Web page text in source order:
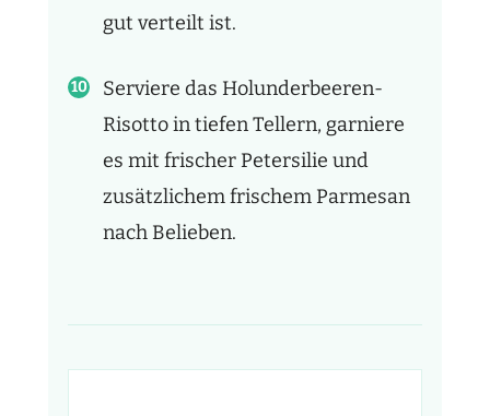
gut verteilt ist.
Serviere das Holunderbeeren-
Risotto in tiefen Tellern, garniere
es mit frischer Petersilie und
zusätzlichem frischem Parmesan
nach Belieben.